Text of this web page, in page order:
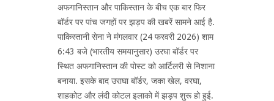
अफगानिस्तान और पाकिस्तान के बीच एक बार फिर
बॉर्डर पर पांच जगहों पर झड़प की खबरें सामने आई है.
पाकिस्तानी सेना ने मंगलवार (24 फरवरी 2026) शाम
6:43 बजे (भारतीय समयानुसार) उरघा बॉर्डर पर
स्थित अफगानिस्तान की पोस्ट को आर्टिलरी से निशाना
बनाया. इसके बाद उराघा बॉर्डर, जका खेल, वरघा,
शाहकोट और लंदी कोटल इलाको में झड़प शुरू हो हुई.